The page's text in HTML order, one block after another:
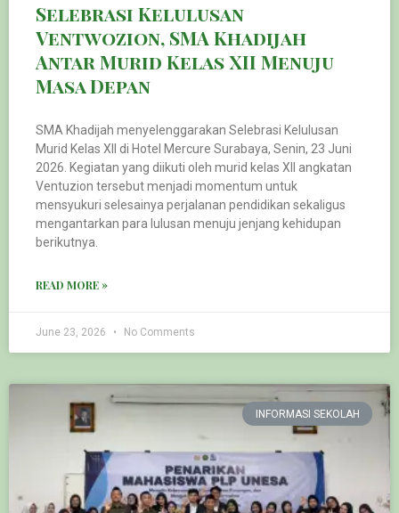
Selebrasi Kelulusan
Ventwozion, SMA Khadijah
Antar Murid Kelas XII Menuju
Masa Depan
SMA Khadijah menyelenggarakan Selebrasi Kelulusan
Murid Kelas XII di Hotel Mercure Surabaya, Senin, 23 Juni
2026. Kegiatan yang diikuti oleh murid kelas XII angkatan
Ventuzion tersebut menjadi momentum untuk
mensyukuri selesainya perjalanan pendidikan sekaligus
mengantarkan para lulusan menuju jenjang kehidupan
berikutnya.
READ MORE »
June 23, 2026 No Comments
INFORMASI SEKOLAH